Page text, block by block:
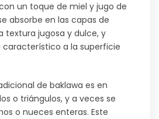
un toque de miel y jugo de
absorbe en las capas de
textura jugosa y dulce, y
característico a la superficie
de baklawa es en
o triángulos, y a veces se
o nueces enteras. Este